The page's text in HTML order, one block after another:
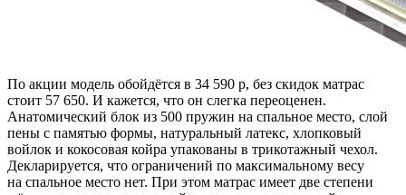
По акции модель обойдётся в 34 590 р, без скидок матрас
стоит 57 650. И кажется, что он слегка переоценен.
Анатомический блок из 500 пружин на спальное место, слой
пены с памятью формы, натуральный латекс, хлопковый
войлок и кокосовая койра упакованы в трикотажный чехол.
Декларируется, что ограничений по максимальному весу
на спальное место нет. При этом матрас имеет две степени